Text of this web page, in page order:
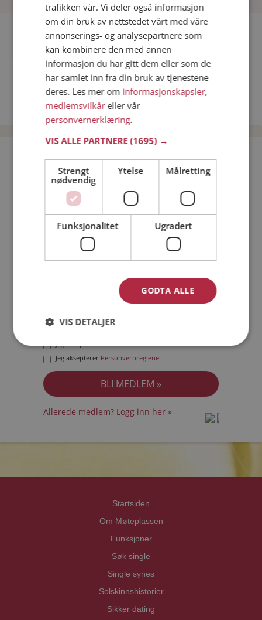
Fler single
Flere singlekvinner fra Lørenskog:Irene Roti,Tnj,Verostein
Menn fra Lørenskog
Date kvinner i Norge
Date menn i Norge
Bli medlem gratis!
Jeg er en: Mann Kvinne
Min alder:
Jeg akseptererMedlemsvilkårene
Jeg aksepterer Personvernreglene
Allerede medlem? Logg inn her »
Startsiden
Om Møteplassen
Funksjoner
Søk single
Single synes
Solskinnshistorier
Sikker dating
trafikken vår. Vi deler også informasjon
om din bruk av nettstedet vårt med våre
annonserings- og analysepartnere som
kan kombinere den med annen
informasjon du har gitt dem eller som de
har samlet inn fra din bruk av tjenestene
deres. Les mer om informasjonskapsler,
medlemsvilkåreller vår
personvernerklæring.
VIS ALLE PARTNERE(1695) →
Strengt
nødvendig
Ytelse Målretting
Funksjonalitet Ugradert
GODTA ALLE
VIS DETALJER